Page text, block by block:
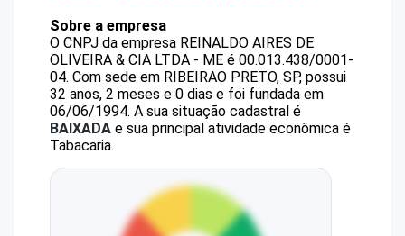
Sobre a empresa
O CNPJ da empresa REINALDO AIRES DE
OLIVEIRA & CIA LTDA - ME é 00.013.438/0001-
04. Com sede em RIBEIRAO PRETO, SP, possui
32 anos, 2 meses e 0 dias e foi fundada em
06/06/1994. A sua situação cadastral é
BAIXADA e sua principal atividade econômica é
Tabacaria.